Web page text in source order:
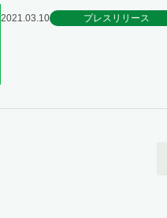
2021.03.10 プレスリリース